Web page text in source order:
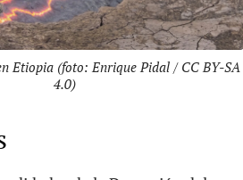
Etiopia (foto: Enrique Pidal / CC BY-SA
4.0)